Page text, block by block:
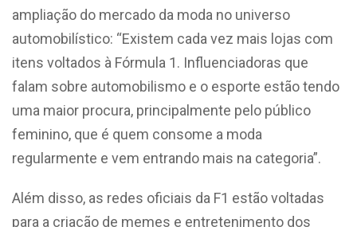
ampliação do mercado da moda no universo
automobilístico: “Existem cada vez mais lojas com
itens voltados à Fórmula 1. Influenciadoras que
falam sobre automobilismo e o esporte estão tendo
uma maior procura, principalmente pelo público
feminino, que é quem consome a moda
regularmente e vem entrando mais na categoria”.
Além disso, as redes oficiais da F1 estão voltadas
para a criação de memes e entretenimento dos